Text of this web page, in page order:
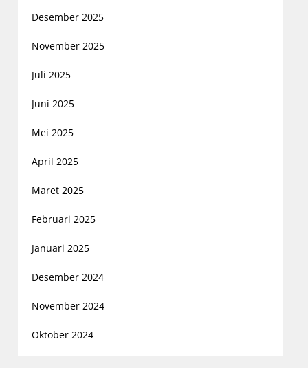
Desember 2025
November 2025
Juli 2025
Juni 2025
Mei 2025
April 2025
Maret 2025
Februari 2025
Januari 2025
Desember 2024
November 2024
Oktober 2024